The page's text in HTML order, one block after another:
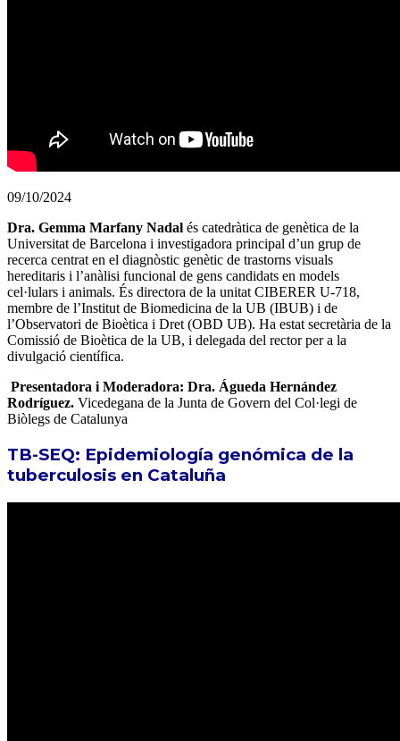
09/10/2024
Dra. Gemma Marfany Nadal és catedràtica de genètica de la
Universitat de Barcelona i investigadora principal d’un grup de
recerca centrat en el diagnòstic genètic de trastorns visuals
hereditaris i l’anàlisi funcional de gens candidats en models
cel·lulars i animals. És directora de la unitat CIBERER U-718,
membre de l’Institut de Biomedicina de la UB (IBUB) i de
l’Observatori de Bioètica i Dret (OBD UB). Ha estat secretària de la
Comissió de Bioètica de la UB, i delegada del rector per a la
divulgació científica.
Presentadora i Moderadora: Dra. Águeda Hernández
Rodríguez. Vicedegana de la Junta de Govern del Col·legi de
Biòlegs de Catalunya
TB-SEQ: Epidemiología genómica de la
tuberculosis en Cataluña